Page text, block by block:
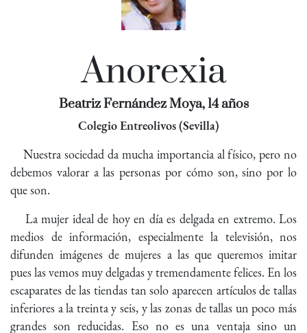
Anorexia
Beatriz Fernández Moya, 14 años
Colegio Entreolivos (Sevilla)
Nuestra sociedad da mucha importancia al físico, pero no
debemos valorar a las personas por cómo son, sino por lo
que son.
La mujer ideal de hoy en día es delgada en extremo. Los
medios de información, especialmente la televisión, nos
difunden imágenes de mujeres a las que queremos imitar
pues las vemos muy delgadas y tremendamente felices. En los
escaparates de las tiendas tan solo aparecen artículos de tallas
inferiores a la treinta y seis, y las zonas de tallas un poco más
grandes son reducidas. Eso no es una ventaja sino un